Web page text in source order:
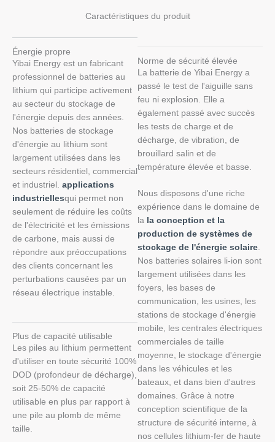
Caractéristiques du produit
Énergie propre
Yibai Energy est un fabricant
professionnel de batteries au
lithium qui participe activement
au secteur du stockage de
l'énergie depuis des années.
Nos batteries de stockage
d'énergie au lithium sont
largement utilisées dans les
secteurs résidentiel, commercial
et industriel. applications
industriellesqui permet non
seulement de réduire les coûts
de l'électricité et les émissions
de carbone, mais aussi de
répondre aux préoccupations
des clients concernant les
perturbations causées par un
réseau électrique instable.
Plus de capacité utilisable
Les piles au lithium permettent
d'utiliser en toute sécurité 100%
DOD (profondeur de décharge),
soit 25-50% de capacité
utilisable en plus par rapport à
une pile au plomb de même
taille.
Norme de sécurité élevée
La batterie de Yibai Energy a
passé le test de l'aiguille sans
feu ni explosion. Elle a
également passé avec succès
les tests de charge et de
décharge, de vibration, de
brouillard salin et de
température élevée et basse.
Nous disposons d'une riche
expérience dans le domaine de
la la conception et la
production de systèmes de
stockage de l'énergie solaire.
Nos batteries solaires li-ion sont
largement utilisées dans les
foyers, les bases de
communication, les usines, les
stations de stockage d'énergie
mobile, les centrales électriques
commerciales de taille
moyenne, le stockage d'énergie
dans les véhicules et les
bateaux, et dans bien d'autres
domaines. Grâce à notre
conception scientifique de la
structure de sécurité interne, à
nos cellules lithium-fer de haute